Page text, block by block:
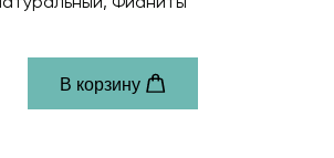
В корзину